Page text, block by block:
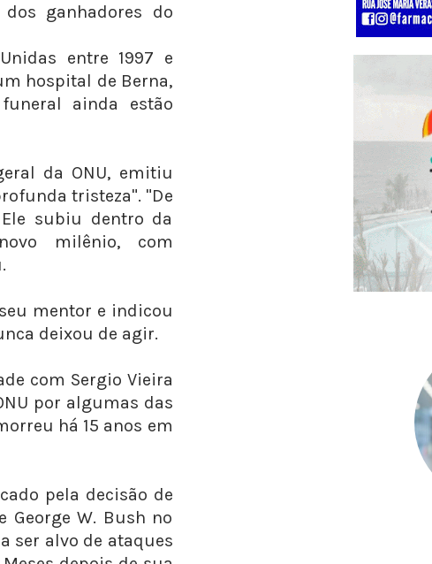
ganhadores do
entre 1997 e
hospital de Berna,
ainda estão
da ONU, emitiu
tristeza". "De
subiu dentro da
milênio, com
mentor e indicou
deixou de agir.
com Sergio Vieira
por algumas das
há 15 anos em
pela decisão de
W. Bush no
ser alvo de ataques